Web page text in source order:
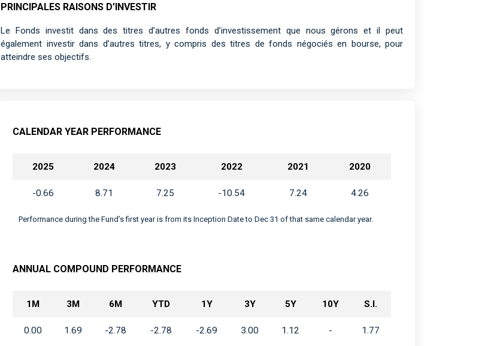
PRINCIPALES RAISONS D’INVESTIR
Le Fonds investit dans des titres d’autres fonds d’investissement que nous gérons et il peut
également investir dans d’autres titres, y compris des titres de fonds négociés en bourse, pour
atteindre ses objectifs.
CALENDAR YEAR PERFORMANCE
2025 2024 2023 2022 2021 2020
-0.66 8.71 7.25 -10.54 7.24 4.26
Performance during the Fund’s first year is from its Inception Date to Dec 31 of that same calendar year.
ANNUAL COMPOUND PERFORMANCE
1M 3M 6M YTD 1Y 3Y 5Y 10Y S.I.
0.00 1.69 -2.78 -2.78 -2.69 3.00 1.12 - 1.77